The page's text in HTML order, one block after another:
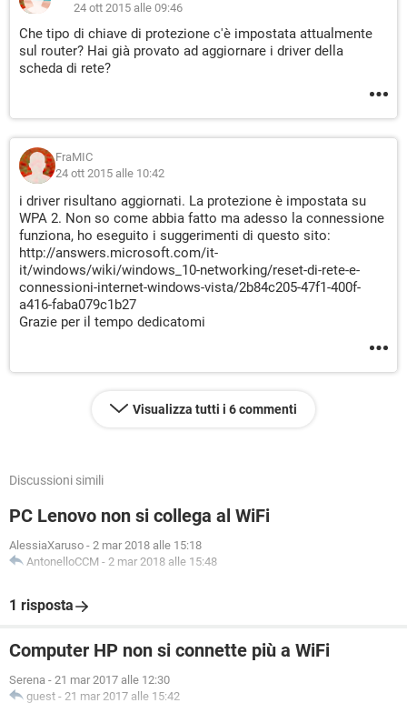
24 ott 2015 alle 09:46
Che tipo di chiave di protezione c'è impostata attualmente
sul router? Hai già provato ad aggiornare i driver della
scheda di rete?
FraMIC
24 ott 2015 alle 10:42
i driver risultano aggiornati. La protezione è impostata su
WPA 2. Non so come abbia fatto ma adesso la connessione
funziona, ho eseguito i suggerimenti di questo sito:
http://answers.microsoft.com/it-
it/windows/wiki/windows_10-networking/reset-di-rete-e-
connessioni-internet-windows-vista/2b84c205-47f1-400f-
a416-faba079c1b27
Grazie per il tempo dedicatomi
Visualizza tutti i 6 commenti
Discussioni simili
PC Lenovo non si collega al WiFi
AlessiaXaruso - 2 mar 2018 alle 15:18
AntonelloCCM - 2 mar 2018 alle 15:48
1 risposta
Computer HP non si connette più a WiFi
Serena - 21 mar 2017 alle 12:30
guest - 21 mar 2017 alle 15:42